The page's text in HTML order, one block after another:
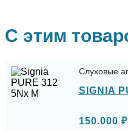
С этим
Слуховые
SIGNIA
150.000 ₽